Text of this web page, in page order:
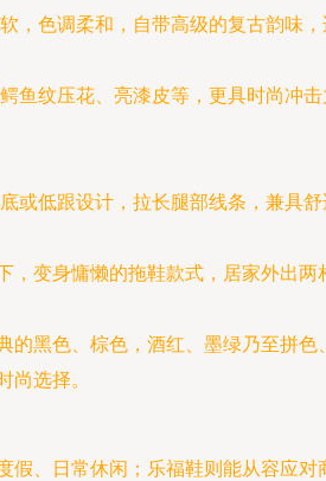
软，色调柔和，自带高级的复古韵味
鳄鱼纹压花、亮漆皮等，更具时尚冲
底或低跟设计，拉长腿部线条，兼具
，变身慵懒的拖鞋款式，居家外出两
的黑色、棕色，酒红、墨绿乃至拼色
尚选择。
假、日常休闲；乐福鞋则能从容应对